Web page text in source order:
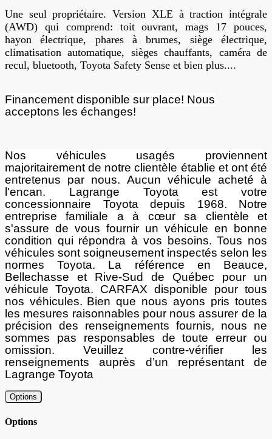
Une seul propriétaire. Version XLE à traction intégrale
(AWD) qui comprend: toit ouvrant, mags 17 pouces,
hayon électrique, phares à brumes, siège électrique,
climatisation automatique, sièges chauffants, caméra de
recul, bluetooth, Toyota Safety Sense et bien plus....
Financement disponible sur place! Nous
acceptons les échanges!
Nos véhicules usagés proviennent
majoritairement de notre clientèle établie et ont été
entretenus par nous. Aucun véhicule acheté à
l'encan. Lagrange Toyota est votre
concessionnaire Toyota depuis 1968. Notre
entreprise familiale a à cœur sa clientèle et
s'assure de vous fournir un véhicule en bonne
condition qui répondra à vos besoins. Tous nos
véhicules sont soigneusement inspectés selon les
normes Toyota. La référence en Beauce,
Bellechasse et Rive-Sud de Québec pour un
véhicule Toyota. CARFAX disponible pour tous
nos véhicules. Bien que nous ayons pris toutes
les mesures raisonnables pour nous assurer de la
précision des renseignements fournis, nous ne
sommes pas responsables de toute erreur ou
omission. Veuillez contre-vérifier les
renseignements auprès d’un représentant de
Lagrange Toyota
Options
Options